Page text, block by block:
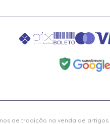
de tradição na venda de